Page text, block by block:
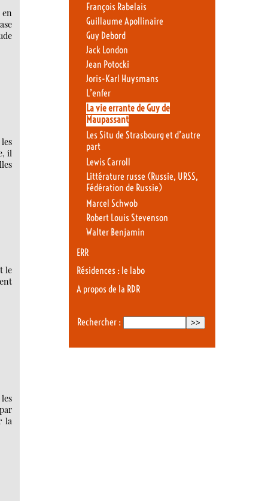
il
le
la
François Rabelais
Guillaume Apollinaire
Guy Debord
Jack London
Jean Potocki
Joris-Karl Huysmans
L’enfer
La vie errante de Guy de
Maupassant
Les Situ de Strasbourg et d’autre
part
Lewis Carroll
Littérature russe (Russie, URSS,
Fédération de Russie)
Marcel Schwob
Robert Louis Stevenson
Walter Benjamin
ERR
Résidences : le labo
A propos de la RDR
Rechercher :